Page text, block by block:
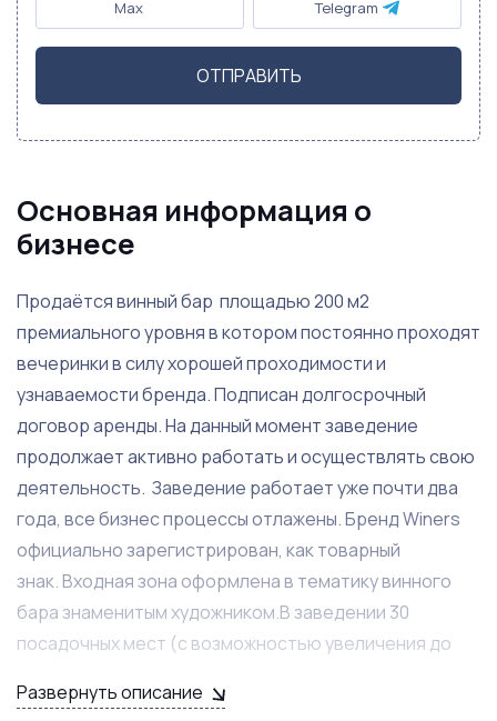
Max Telegram
ОТПРАВИТЬ
Основная информация о
бизнесе
Продаётся винный бар площадью 200 м2
премиального уровня в котором постоянно проходят
вечеринки в силу хорошей проходимости и
узнаваемости бренда. Подписан долгосрочный
договор аренды. На данный момент заведение
продолжает активно работать и осуществлять свою
деятельность. Заведение работает уже почти два
года, все бизнес процессы отлажены. Бренд Winеrs
официально зарегистрирован, как товарный
знак. Входная зона оформлена в тематику винного
бара знаменитым художником.В заведении 30
посадочных мест (с возможностью увеличения до
Развернуть описание